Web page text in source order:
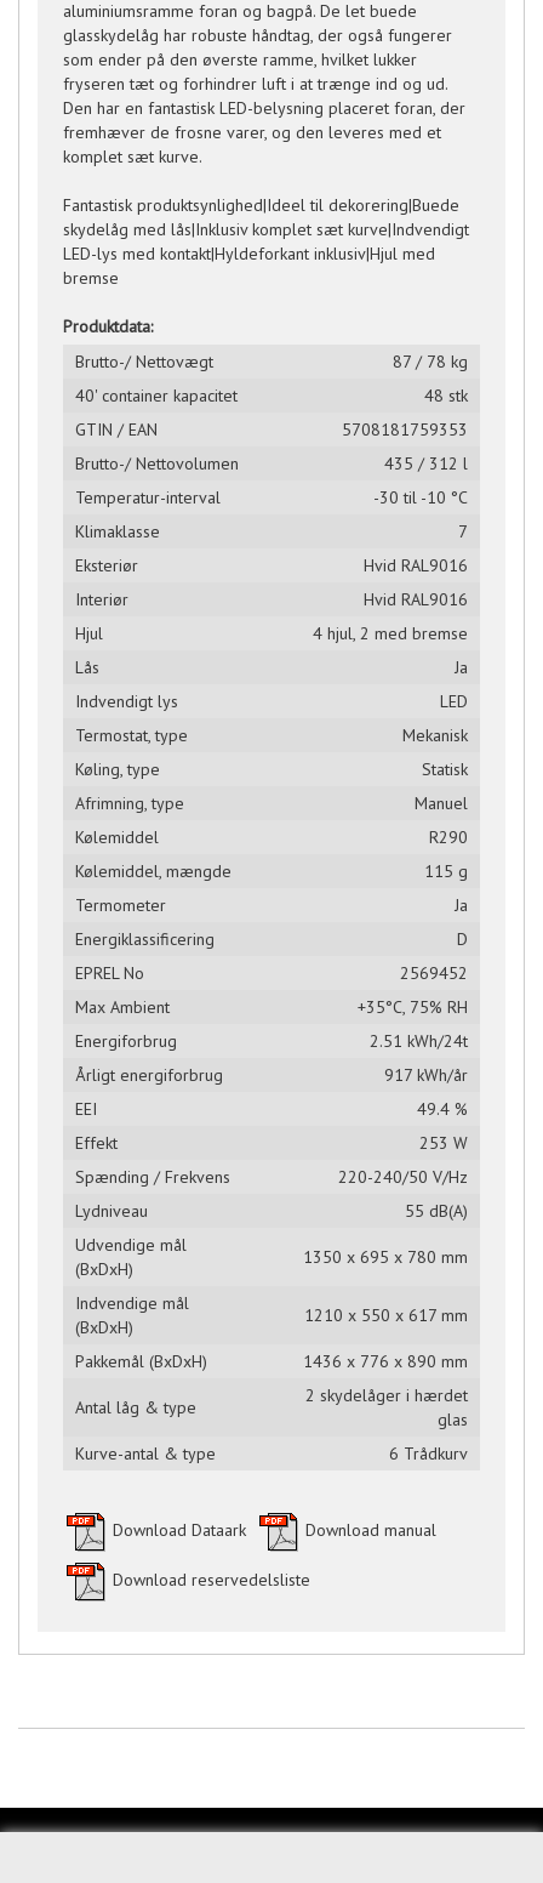
aluminiumsramme foran og bagpå. De let buede
glasskydelåg har robuste håndtag, der også fungerer
som ender på den øverste ramme, hvilket lukker
fryseren tæt og forhindrer luft i at trænge ind og ud.
Den har en fantastisk LED-belysning placeret foran, der
fremhæver de frosne varer, og den leveres med et
komplet sæt kurve.
Fantastisk produktsynlighed|Ideel til dekorering|Buede
skydelåg med lås|Inklusiv komplet sæt kurve|Indvendigt
LED-lys med kontakt|Hyldeforkant inklusiv|Hjul med
bremse
Produktdata:
Brutto-/ Nettovægt
87 / 78 kg
40' container kapacitet
48 stk
GTIN / EAN
5708181759353
Brutto-/ Nettovolumen
435 / 312 l
Temperatur-interval
-30 til -10 °C
Klimaklasse
7
Eksteriør
Hvid RAL9016
Interiør
Hvid RAL9016
Hjul
4 hjul, 2 med bremse
Lås
Ja
Indvendigt lys
LED
Termostat, type
Mekanisk
Køling, type
Statisk
Afrimning, type
Manuel
Kølemiddel
R290
Kølemiddel, mængde
115 g
Termometer
Ja
Energiklassificering
D
EPREL No
2569452
Max Ambient
+35°C, 75% RH
Energiforbrug
2.51 kWh/24t
Årligt energiforbrug
917 kWh/år
EEI
49.4 %
Effekt
253 W
Spænding / Frekvens
220-240/50 V/Hz
Lydniveau
55 dB(A)
Udvendige mål
(BxDxH)
1350 x 695 x 780 mm
Indvendige mål
(BxDxH)
1210 x 550 x 617 mm
Pakkemål (BxDxH) 1436 x 776 x 890 mm
Antal låg & type
2 skydelåger i hærdet
glas
Kurve-antal & type
6 Trådkurv
Download Dataark Download manual
Download reservedelsliste